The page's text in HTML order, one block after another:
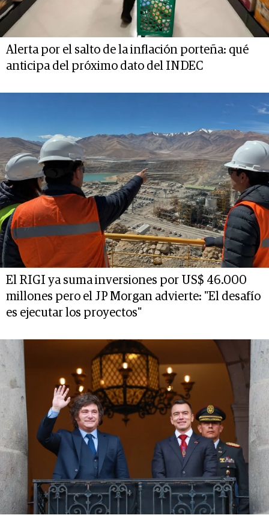
Alerta por el salto de la inflación porteña: qué
anticipa del próximo dato del INDEC
El RIGI ya suma inversiones por US$ 46.000
millones pero el JP Morgan advierte: "El desafío
es ejecutar los proyectos"